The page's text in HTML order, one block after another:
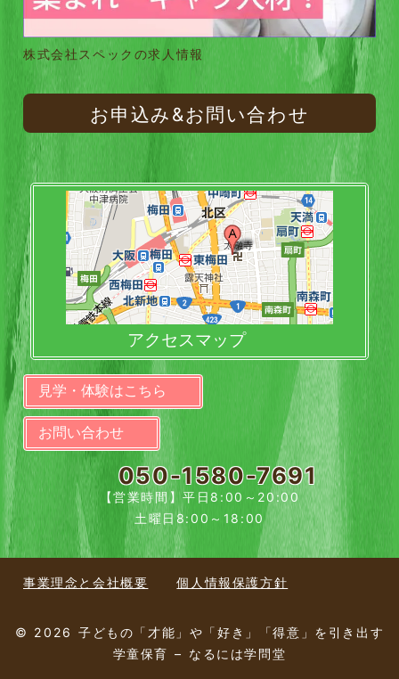
株式会社スペックの求人情報
お申込み&お問い合わせ
アクセスマップ
見学・体験はこちら
お問い合わせ
050-1580-7691
【営業時間】平日8:00～20:00
土曜日8:00～18:00
事業理念と会社概要 個人情報保護方針
© 2026 子どもの「才能」や「好き」「得意」を引き出す
学童保育 – なるには学問堂